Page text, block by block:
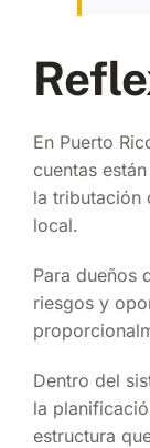
En Puerto
cuentas
la tributación
local.
Para dueños
riesgos y
Dentro del
la
estructura